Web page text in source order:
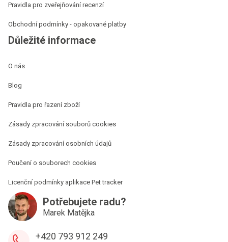
Pravidla pro zveřejňování recenzí
Obchodní podmínky - opakované platby
Důležité informace
O nás
Blog
Pravidla pro řazení zboží
Zásady zpracování souborů cookies
Zásady zpracování osobních údajů
Poučení o souborech cookies
Licenční podmínky aplikace Pet tracker
Potřebujete radu?
Marek Matějka
+420 793 912 249